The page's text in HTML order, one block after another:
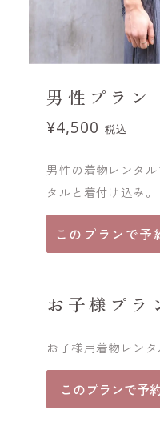
男性プラン
¥4,500 税込
男性の着物レンタ
タルと着付け込み。
このプランで予
お子様プラ
お子様用着物レン
このプランで予